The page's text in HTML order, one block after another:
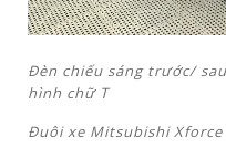
Đèn chiếu sáng trước/
hình chữ T
Đuôi xe Mitsubishi Xforce